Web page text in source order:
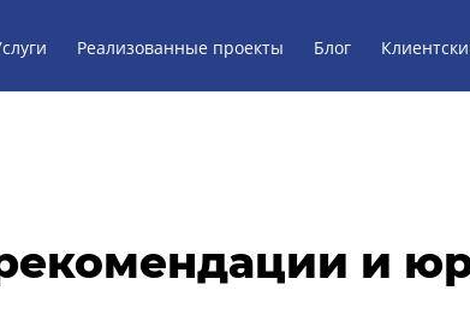
Реализованные проекты Блог
и